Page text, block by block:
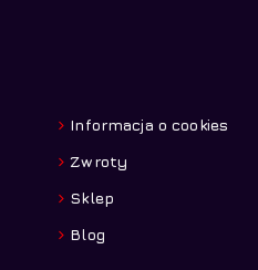
Informacja o cookies
Zwroty
Sklep
Blog